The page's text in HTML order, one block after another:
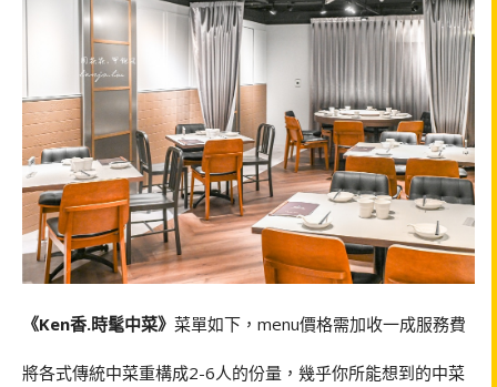
《Ken香.時髦中菜》 菜單如下，menu價格需加收一成服務費
將各式傳統中菜重構成2-6人的份量，幾乎你所能想到的中菜